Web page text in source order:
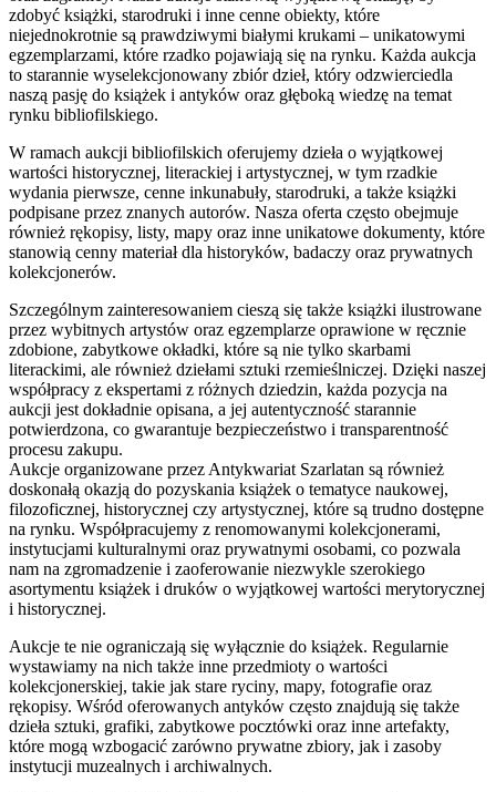
zdobyć książki, starodruki i inne cenne obiekty, które
niejednokrotnie są prawdziwymi białymi krukami – unikatowymi
egzemplarzami, które rzadko pojawiają się na rynku. Każda aukcja
to starannie wyselekcjonowany zbiór dzieł, który odzwierciedla
naszą pasję do książek i antyków oraz głęboką wiedzę na temat
rynku bibliofilskiego.
W ramach aukcji bibliofilskich oferujemy dzieła o wyjątkowej
wartości historycznej, literackiej i artystycznej, w tym rzadkie
wydania pierwsze, cenne inkunabuły, starodruki, a także książki
podpisane przez znanych autorów. Nasza oferta często obejmuje
również rękopisy, listy, mapy oraz inne unikatowe dokumenty, które
stanowią cenny materiał dla historyków, badaczy oraz prywatnych
kolekcjonerów.
Szczególnym zainteresowaniem cieszą się także książki ilustrowane
przez wybitnych artystów oraz egzemplarze oprawione w ręcznie
zdobione, zabytkowe okładki, które są nie tylko skarbami
literackimi, ale również dziełami sztuki rzemieślniczej. Dzięki naszej
współpracy z ekspertami z różnych dziedzin, każda pozycja na
aukcji jest dokładnie opisana, a jej autentyczność starannie
potwierdzona, co gwarantuje bezpieczeństwo i transparentność
procesu zakupu.
Aukcje organizowane przez Antykwariat Szarlatan są również
doskonałą okazją do pozyskania książek o tematyce naukowej,
filozoficznej, historycznej czy artystycznej, które są trudno dostępne
na rynku. Współpracujemy z renomowanymi kolekcjonerami,
instytucjami kulturalnymi oraz prywatnymi osobami, co pozwala
nam na zgromadzenie i zaoferowanie niezwykle szerokiego
asortymentu książek i druków o wyjątkowej wartości merytorycznej
i historycznej.
Aukcje te nie ograniczają się wyłącznie do książek. Regularnie
wystawiamy na nich także inne przedmioty o wartości
kolekcjonerskiej, takie jak stare ryciny, mapy, fotografie oraz
rękopisy. Wśród oferowanych antyków często znajdują się także
dzieła sztuki, grafiki, zabytkowe pocztówki oraz inne artefakty,
które mogą wzbogacić zarówno prywatne zbiory, jak i zasoby
instytucji muzealnych i archiwalnych.